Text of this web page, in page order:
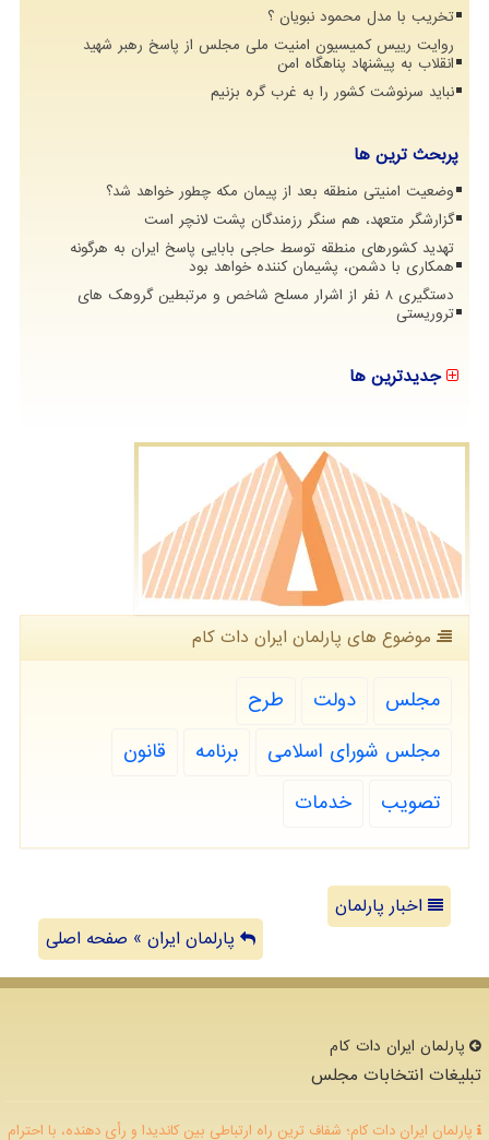
تخریب با مدل محمود نبویان ؟
روایت رییس کمیسیون امنیت ملی مجلس از پاسخ رهبر شهید
انقلاب به پیشنهاد پناهگاه امن
نباید سرنوشت کشور را به غرب گره بزنیم
پربحث ترین ها
وضعیت امنیتی منطقه بعد از پیمان مکه چطور خواهد شد؟
گزارشگر متعهد، هم سنگر رزمندگان پشت لانچر است
تهدید کشورهای منطقه توسط حاجی بابایی پاسخ ایران به هرگونه
همکاری با دشمن، پشیمان کننده خواهد بود
دستگیری 8 نفر از اشرار مسلح شاخص و مرتبطین گروهک های
تروریستی
جدیدترین ها
موضوع های پارلمان ایران دات كام
مجلس دولت
طرح
مجلس شورای اسلامی
برنامه
قانون
تصویب
خدمات
اخبار پارلمان
پارلمان ایران » صفحه اصلی
پارلمان ایران دات كام
تبلیغات انتخابات مجلس
پارلمان ایران دات کام؛ شفاف ترین راه ارتباطی بین کاندیدا و رأی دهنده، با احترام